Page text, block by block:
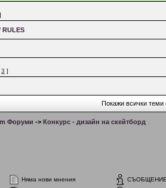
]
3 ]
Покажи всички теми
Форуми -> Конкурс - дизайн на скейтборд
Няма нови мнения